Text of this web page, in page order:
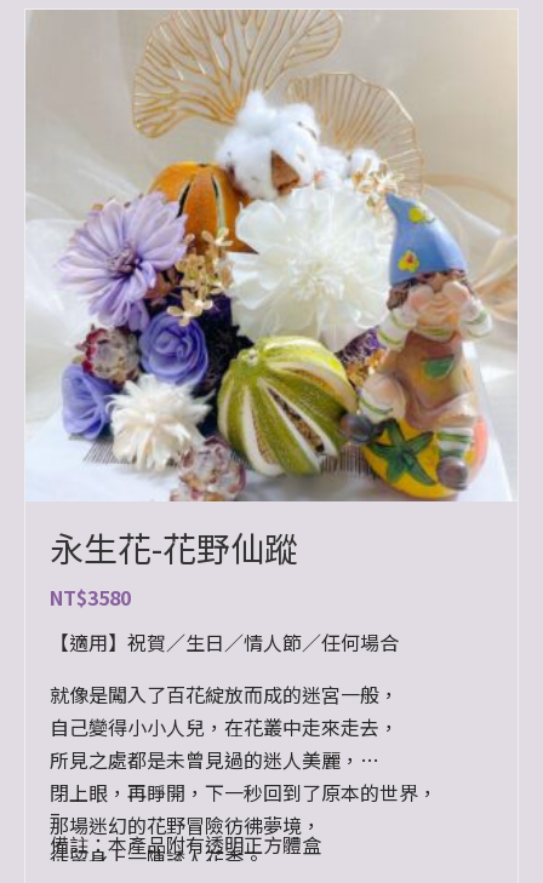
永生花-花野仙蹤
NT$3580
【適用】祝賀／生日／情人節／任何場合
就像是闖入了百花綻放而成的迷宮一般，
自己變得小小人兒，在花叢中走來走去，
所見之處都是未曾見過的迷人美麗，
閉上眼，再睜開，下一秒回到了原本的世界，
那場迷幻的花野冒險彷彿夢境，
徒留身上一陣誘人花香。
–
備註：本產品附有透明正方體盒